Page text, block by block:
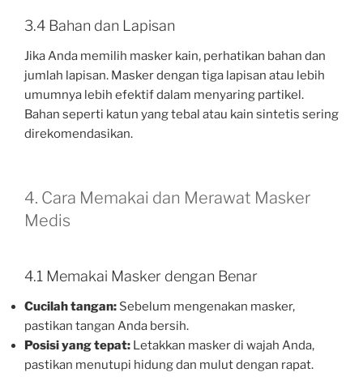
3.4 Bahan dan Lapisan
Jika Anda memilih masker kain, perhatikan bahan dan
jumlah lapisan. Masker dengan tiga lapisan atau lebih
umumnya lebih efektif dalam menyaring partikel.
Bahan seperti katun yang tebal atau kain sintetis sering
direkomendasikan.
4. Cara Memakai dan Merawat Masker
Medis
4.1 Memakai Masker dengan Benar
Cucilah tangan: Sebelum mengenakan masker,
pastikan tangan Anda bersih.
Posisi yang tepat: Letakkan masker di wajah Anda,
pastikan menutupi hidung dan mulut dengan rapat.